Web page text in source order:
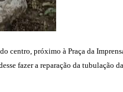
centro, próximo à Praça da
fazer a reparação da tubulação